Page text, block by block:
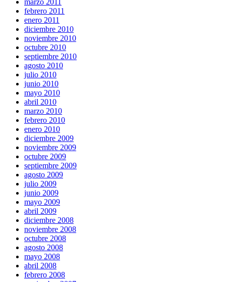
febrero 2011
enero 2011
diciembre 2010
noviembre 2010
octubre 2010
septiembre 2010
agosto 2010
julio 2010
junio 2010
mayo 2010
abril 2010
marzo 2010
febrero 2010
enero 2010
diciembre 2009
noviembre 2009
octubre 2009
septiembre 2009
agosto 2009
julio 2009
junio 2009
mayo 2009
abril 2009
diciembre 2008
noviembre 2008
octubre 2008
agosto 2008
mayo 2008
abril 2008
febrero 2008